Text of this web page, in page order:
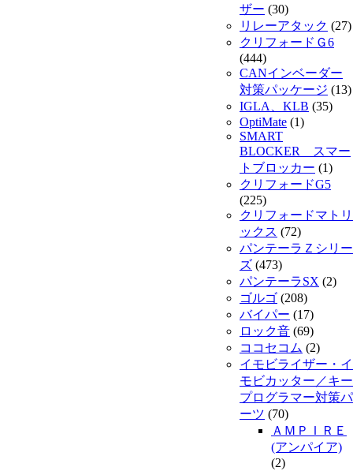
ザー (30)
リレーアタック (27)
クリフォードＧ6
(444)
CANインベーダー
対策パッケージ (13)
IGLA、KLB (35)
OptiMate (1)
SMART
BLOCKER スマー
トブロッカー (1)
クリフォードG5
(225)
クリフォードマトリ
ックス (72)
パンテーラＺシリー
ズ (473)
パンテーラSX (2)
ゴルゴ (208)
バイパー (17)
ロック音 (69)
ココセコム (2)
イモビライザー・イ
モビカッター／キー
プログラマー対策パ
ーツ (70)
ＡＭＰＩＲＥ
(アンパイア)
(2)